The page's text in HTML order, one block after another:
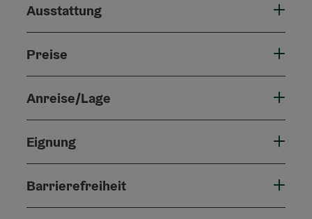
Ausstattung
Preise
Anreise/Lage
Eignung
Barrierefreiheit